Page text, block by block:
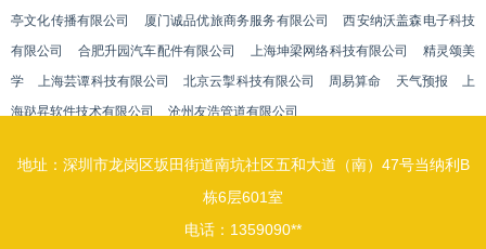
亭文化传播有限公司
厦门诚品优旅商务服务有限公司
西安纳沃盖森电子科技
有限公司
合肥升园汽车配件有限公司 上海坤梁网络科技有限公司
精灵颂美
学
上海芸谭科技有限公司 北京云掣科技有限公司 周易算命 天气预报
上
海跶昇软件技术有限公司
沧州友浩管道有限公司
地址：深圳市龙岗区坂田街道南坑社区五和大道（南）47号当纳利B
栋6层601室
电话：1359090**